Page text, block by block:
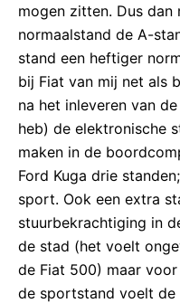
mogen zitten. Dus dan
normaalstand de A-
stand een heftiger
bij Fiat van mij net als
na het inleveren van
heb) de elektronische
maken in de
Ford Kuga drie
sport. Ook een extra
stuurbekrachtiging in
de stad (het voelt
de Fiat 500) maar
de sportstand voelt de